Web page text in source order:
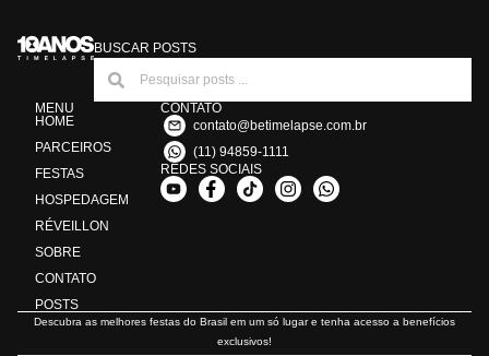
BUSCAR POSTS
MENU
HOME
PARCEIROS
FESTAS
HOSPEDAGEM
RÉVEILLON
SOBRE
CONTATO
POSTS
CONTATO
contato@betimelapse.com.br
(11) 94859-1111
REDES SOCIAIS
Descubra as melhores festas do Brasil em um só lugar e tenha acesso a benefícios
exclusivos!